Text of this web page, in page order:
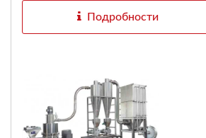
Подробности